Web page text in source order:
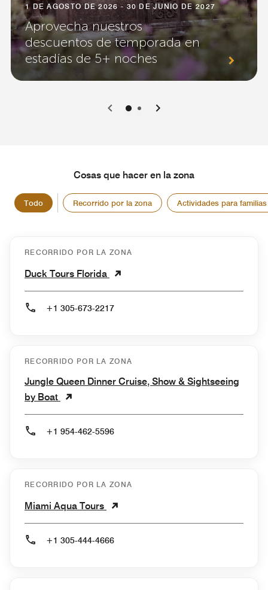
1 DE AGOSTO DE 2026 - 30 DE JUNIO DE 2027
Aprovecha nuestros
descuentos de temporada en
estadías de 5+ noches
0 1
Cosas que hacer en la zona
Todo Recorrido por la zona Actividades para
RECORRIDO POR LA ZONA
Duck Tours Florida
+1 305-673-2217
RECORRIDO POR LA ZONA
Jungle Queen Dinner Cruise, Show & Sightseeing
by Boat
+1 954-462-5596
RECORRIDO POR LA ZONA
Miami Aqua Tours
+1 305-444-4666